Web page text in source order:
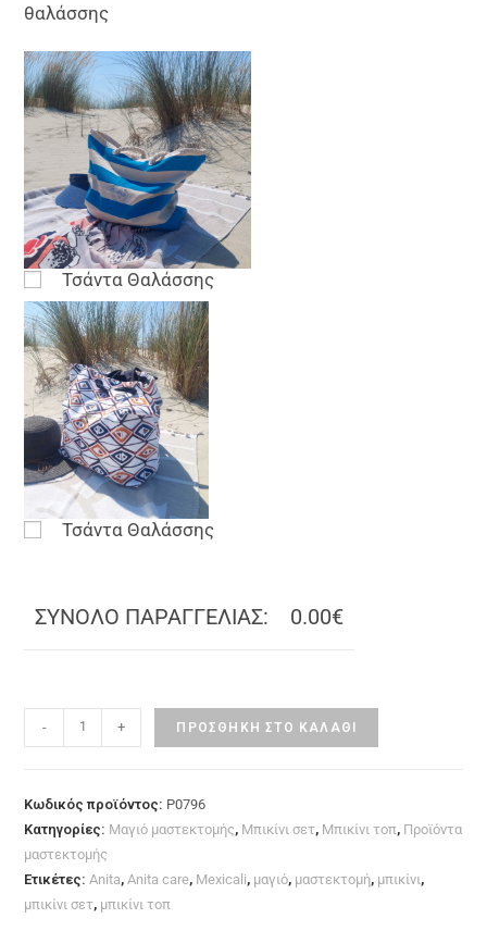
θαλάσσης
Τσάντα Θαλάσσης
Τσάντα Θαλάσσης
ΣΥΝΟΛΟ ΠΑΡΑΓΓΕΛΙΑΣ: 0.00€
- + ΠΡΟΣΘΉΚΗ ΣΤΟ ΚΑΛΆΘΙ
Κωδικός προϊόντος: P0796
Κατηγορίες: Μαγιό μαστεκτομής, Μπικίνι σετ, Μπικίνι τοπ, Προϊόντα
μαστεκτομής
Ετικέτες: Anita, Anita care, Mexicali, μαγιό, μαστεκτομή, μπικίνι,
μπικίνι σετ, μπικίνι τοπ